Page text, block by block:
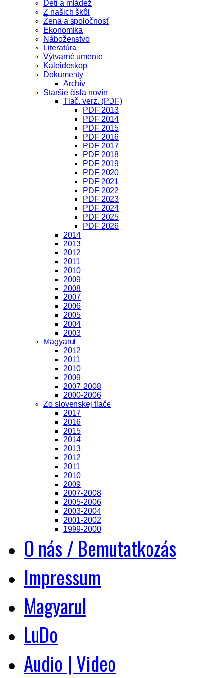
Deti a mládež
Z našich škôl
Žena a spoločnosť
Ekonomika
Náboženstvo
Literatúra
Výtvarné umenie
Kaleidoskop
Dokumenty
Archív
Staršie čísla novín
Tlač. verz. (PDF)
PDF 2013
PDF 2014
PDF 2015
PDF 2016
PDF 2017
PDF 2018
PDF 2019
PDF 2020
PDF 2021
PDF 2022
PDF 2023
PDF 2024
PDF 2025
PDF 2026
2014
2013
2012
2011
2010
2009
2008
2007
2006
2005
2004
2003
Magyarul
2012
2011
2010
2009
2007-2008
2000-2006
Zo slovenskej tlače
2017
2016
2015
2014
2013
2012
2011
2010
2009
2007-2008
2005-2006
2003-2004
2001-2002
1999-2000
O nás / Bemutatkozás
Impressum
Magyarul
LuDo
Audio | Video